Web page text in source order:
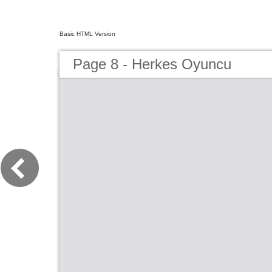
Basic HTML Version
Page 8 - Herkes Oyuncu